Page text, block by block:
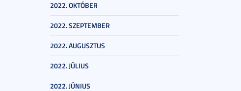
2022. OKTÓBER
2022. SZEPTEMBER
2022. AUGUSZTUS
2022. JÚLIUS
2022. JÚNIUS